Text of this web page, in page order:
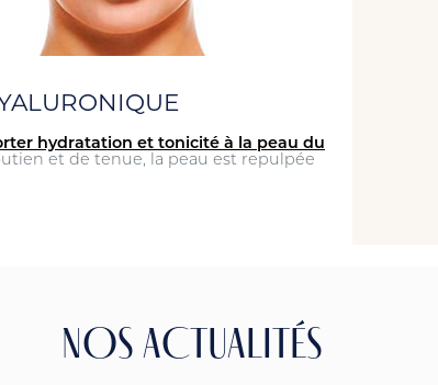
hydratation et tonicité à la peau du
et de tenue, la peau est repulpée
NOS ACTUALITÉS